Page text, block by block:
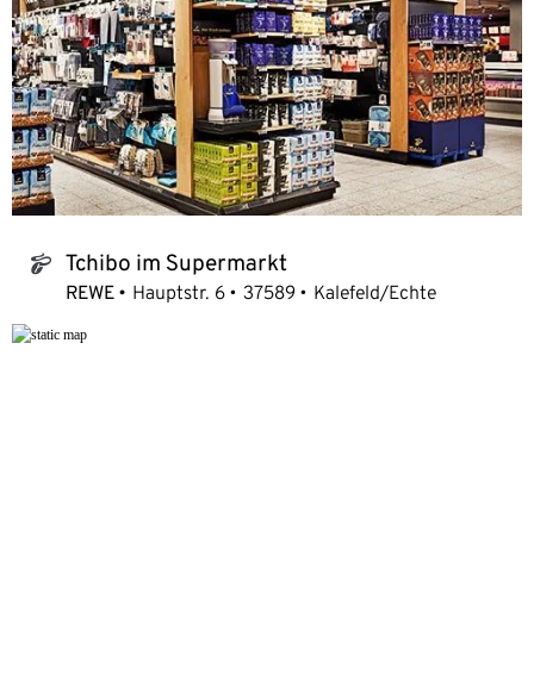
tchibo_logo Tchibo im Supermarkt
REWE Hauptstr. 6 37589 Kalefeld/Echte